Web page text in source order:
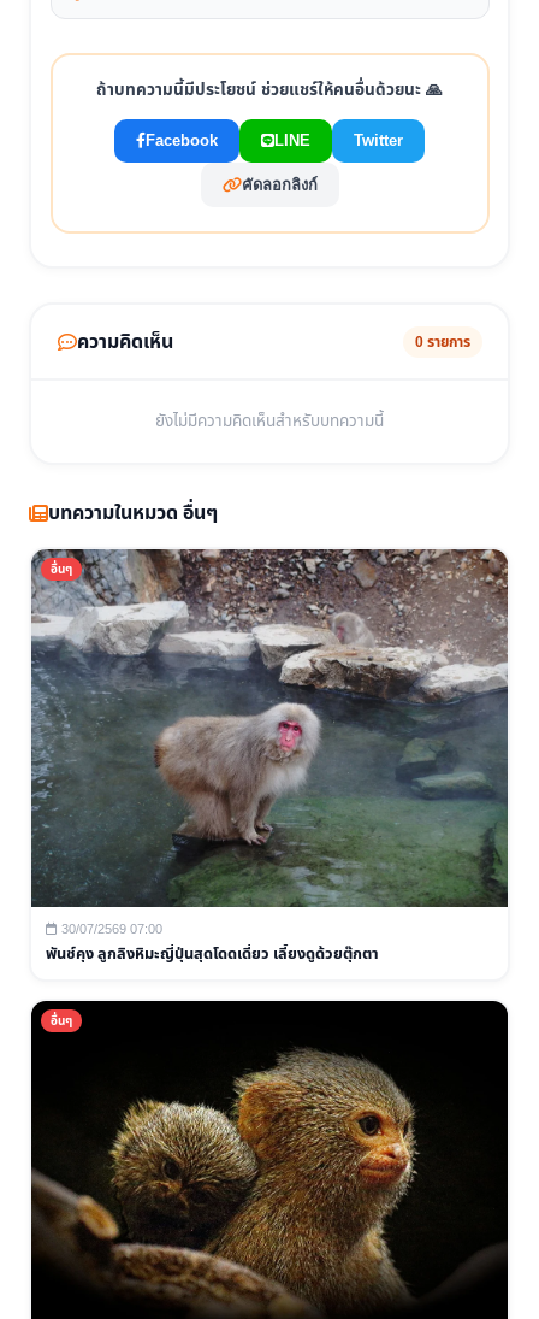
ถ้าบทความนี้มีประโยชน์ ช่วยแชร์ให้คนอื่นด้วยนะ 🙏
Facebook LINE Twitter
คัดลอกลิงก์
ความคิดเห็น 0 รายการ
ยังไม่มีความคิดเห็นสำหรับบทความนี้
บทความในหมวด อื่นๆ
อื่นๆ
30/07/2569 07:00
พันช์คุง ลูกลิงหิมะญี่ปุ่นสุดโดดเดี่ยว เลี้ยงดูด้วยตุ๊กตา
อื่นๆ